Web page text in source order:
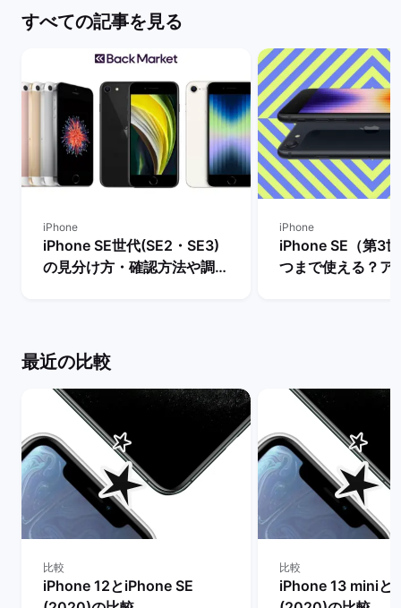
すべての記事を見る
iPhone
iPhone SE世代(SE2・SE3)
の見分け方・確認方法や調べ
iPhone
iPhone SE（第3
つまで使える？ア
最近の比較
比較
iPhone 12とiPhone SE
比較
iPhone 13 miniと